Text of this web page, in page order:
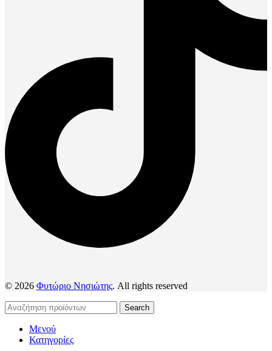
© 2026 Φυτώριο Νησιώτης. All rights reserved
Search
Μενού
Κατηγορίες